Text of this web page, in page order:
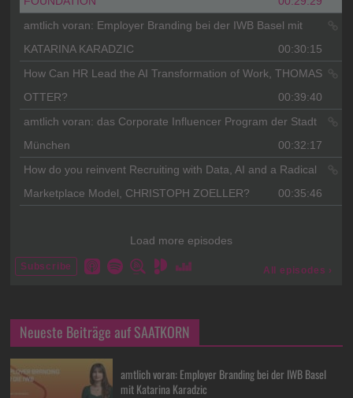
Neueste Beiträge auf SAATKORN
amtlich voran: Employer Branding bei der IWB Basel
mit Katarina Karadzic